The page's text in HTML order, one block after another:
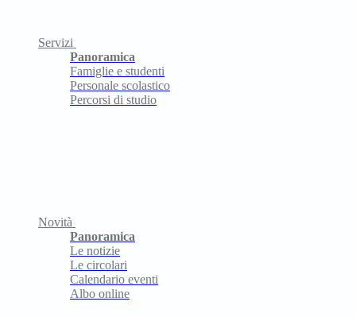
Servizi
Panoramica
Famiglie e studenti
Personale scolastico
Percorsi di studio
Novità
Panoramica
Le notizie
Le circolari
Calendario eventi
Albo online